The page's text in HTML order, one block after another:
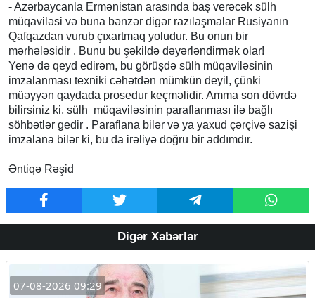
- Azərbaycanla Ermənistan arasında baş verəcək sülh
müqaviləsi və buna bənzər digər razılaşmalar Rusiyanın
Qafqazdan vurub çıxartmaq yoludur. Bu onun bir
mərhələsidir . Bunu bu şəkildə dəyərləndirmək olar!
Yenə də qeyd edirəm, bu görüşdə sülh müqaviləsinin
imzalanması texniki cəhətdən mümkün deyil, çünki
müəyyən qaydada prosedur keçməlidir. Amma son dövrdə
bilirsiniz ki, sülh müqaviləsinin paraflanması ilə bağlı
söhbətlər gedir . Paraflana bilər və ya yaxud çərçivə sazişi
imzalana bilər ki, bu da irəliyə doğru bir addımdır.
Əntiqə Rəşid
Digər Xəbərlər
07-08-2026 09:29